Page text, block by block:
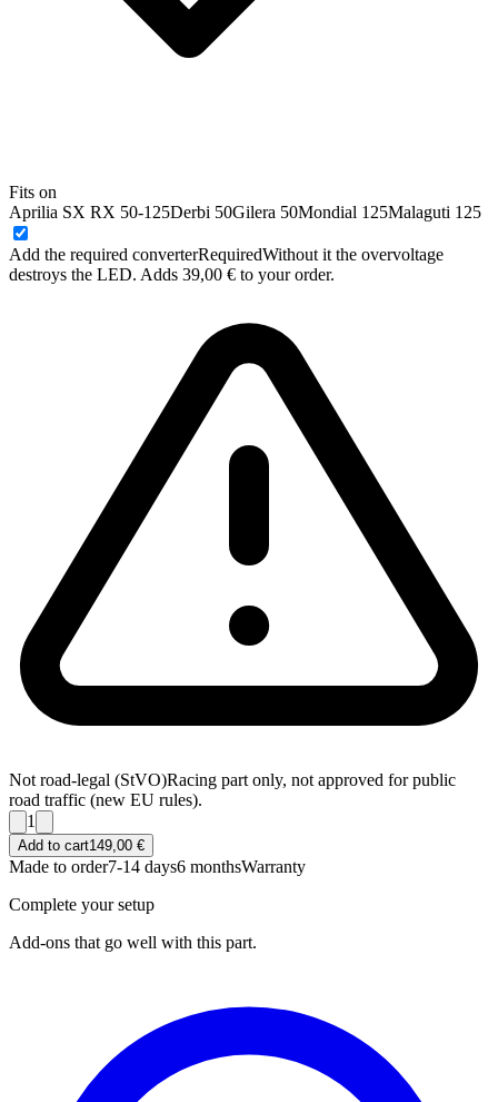
Fits on
Aprilia SX RX 50-125Derbi 50Gilera 50Mondial 125Malaguti 125
Add the required converterRequiredWithout it the overvoltage
destroys the LED. Adds 39,00 € to your order.
Not road-legal (StVO)Racing part only, not approved for public
road traffic (new EU rules).
1
Add to cart149,00 €
Made to order7-14 days6 monthsWarranty
Complete your setup
Add-ons that go well with this part.